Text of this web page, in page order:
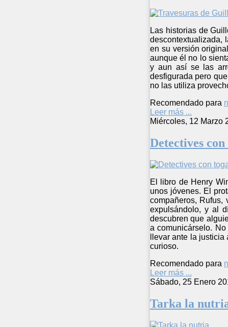
Las historias de
descontextualizada,
en su versión
aunque él no lo
y aun así se las
desfigurada pero
no las utiliza
Recomendado para
Leer más ...
Miércoles, 12 Marzo
Detectives con
El libro de Henry
unos jóvenes. El
compañeros, Rufus,
expulsándolo, y al
descubren que
a comunicárselo.
llevar ante la
curioso.
Recomendado para
Leer más ...
Sábado, 25 Enero
Tarka la